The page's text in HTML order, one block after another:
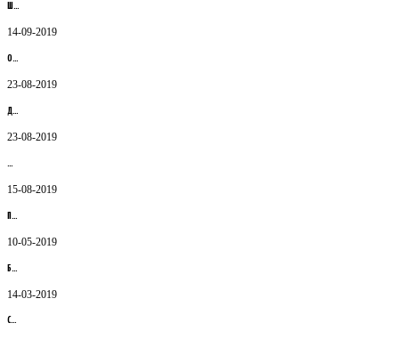
Ш…
14-09-2019
О…
23-08-2019
Д…
23-08-2019
15-08-2019
П…
10-05-2019
Б…
14-03-2019
С…